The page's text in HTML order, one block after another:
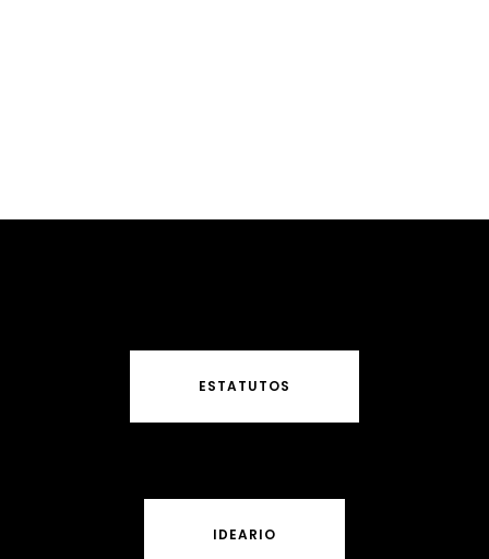
ESTATUTOS
IDEARIO